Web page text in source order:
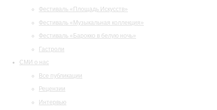
Фестиваль «Площадь Искусств»
Фестиваль «Музыкальная коллекция»
Фестиваль «Барокко в белую ночь»
Гастроли
СМИ о нас
Все публикации
Рецензии
Интервью